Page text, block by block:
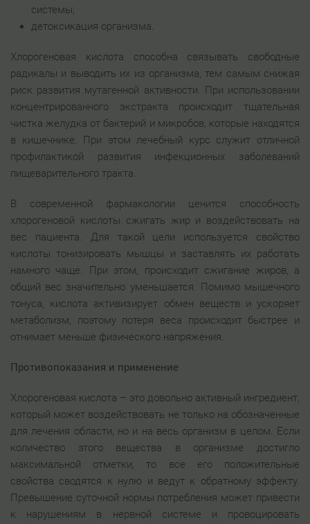
системы;
детоксикация организма.
Хлорогеновая кислота способна связывать свободные
радикалы и выводить их из организма, тем самым снижая
риск развития мутагенной активности. При использовании
концентрированного экстракта происходит тщательная
чистка желудка от бактерий и микробов, которые находятся
в кишечнике. При этом лечебный курс служит отличной
профилактикой развития инфекционных заболеваний
пищеварительного тракта.
В современной фармакологии ценится способность
хлорогеновой кислоты сжигать жир и воздействовать на
вес пациента. Для такой цели используется свойство
кислоты тонизировать мышцы и заставлять их работать
намного чаще. При этом, происходит сжигание жиров, а
общий вес значительно уменьшается. Помимо мышечного
тонуса, кислота активизирует обмен веществ и ускоряет
метаболизм, поэтому потеря веса происходит быстрее и
отнимает меньше физического напряжения.
Противопоказания и применение
Хлорогеновая кислота – это довольно активный ингредиент,
который может воздействовать не только на обозначенные
для лечения области, но и на весь организм в целом. Если
количество этого вещества в организме достигло
максимальной отметки, то все его положительные
свойства сводятся к нулю и ведут к обратному эффекту.
Превышение суточной нормы потребления может привести
к нарушениям в нервной системе и провоцировать